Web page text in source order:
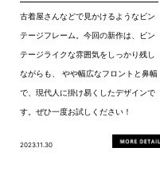
古着屋さんなどで見かけるようなビン
テージフレーム。今回の新作は、ビン
テージライクな雰囲気をしっかり残し
ながらも、 やや幅広なフロントと鼻幅
で、現代人に掛け易くしたデザインで
す。ぜひ一度お試しください！
2023.11.30